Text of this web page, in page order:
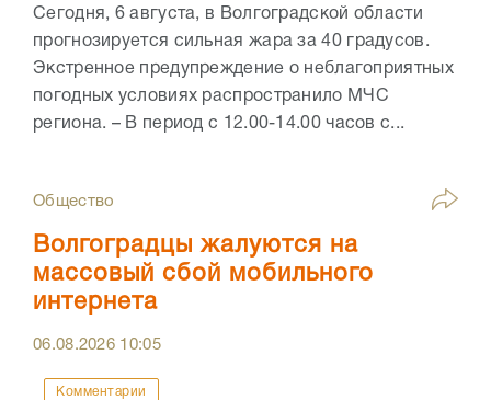
Сегодня, 6 августа, в Волгоградской области
прогнозируется сильная жара за 40 градусов.
Экстренное предупреждение о неблагоприятных
погодных условиях распространило МЧС
региона. – В период с 12.00-14.00 часов с...
Общество
Волгоградцы жалуются на
массовый сбой мобильного
интернета
06.08.2026 10:05
Комментарии